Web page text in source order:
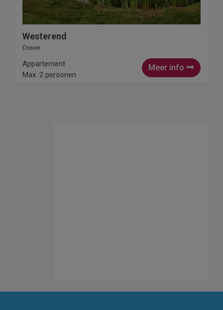
Westerend
Diever
Meer info
Appartement
Max. 2 personen